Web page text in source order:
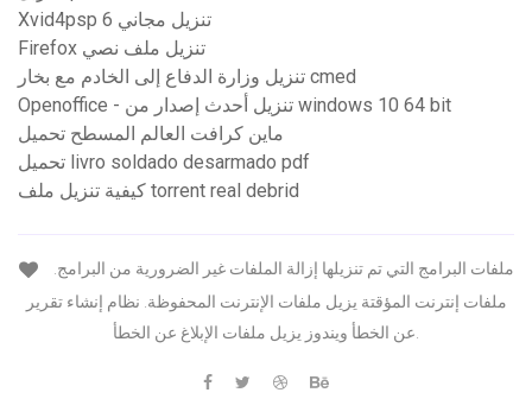
Xvid4psp 6 تنزيل مجاني
Firefox تنزيل ملف نصي
تنزيل وزارة الدفاع إلى الخادم مع بخار cmed
Openoffice - تنزيل أحدث إصدار من windows 10 64 bit
ماين كرافت العالم المسطح تحميل
تحميل livro soldado desarmado pdf
كيفية تنزيل ملف torrent real debrid
ملفات إنترنت المؤقتة يزيل ملفات الإنترنت المحفوظة. نظام إنشاء تقرير